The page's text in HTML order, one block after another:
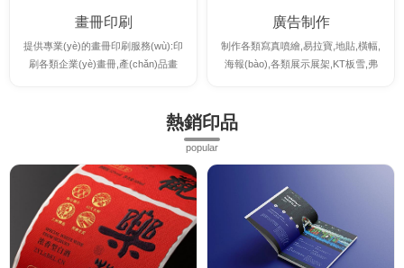
畫冊印刷
提供專業(yè)的畫冊印刷服務(wù):印
刷各類企業(yè)畫冊,產(chǎn)品畫
廣告制作
制作各類寫真噴繪,易拉寶,地貼,橫幅,
海報(bào),各類展示展架,KT板雪,弗
熱銷印品
popular